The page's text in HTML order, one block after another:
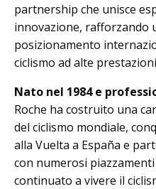
partnership che unisce
innovazione, rafforzando
posizionamento
ciclismo ad alte prestazioni
Nato nel 1984 e
Roche ha costruito una
del ciclismo mondiale,
alla Vuelta a España e
con numerosi
continuato a vivere il